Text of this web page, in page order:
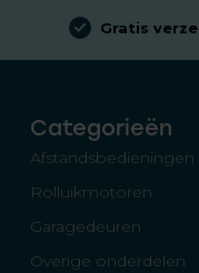
Gratis
Categorieën
Afstandsbedieningen
Rolluikmotoren
Garagedeuren
Overige onderdelen